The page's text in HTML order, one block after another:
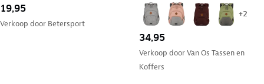
19,95
Verkoop door Betersport
+2
34,95
Verkoop doorVan Os Tassen en
Koffers